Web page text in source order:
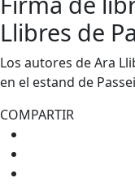
Llibres de
Los autores de Ara
en el estand de
COMPARTIR